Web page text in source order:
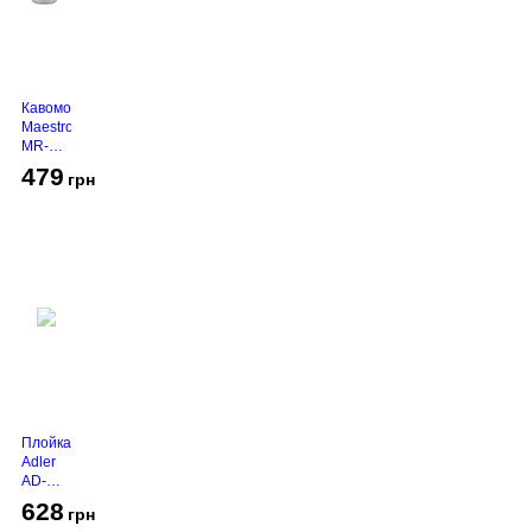
Кавомолка
Maestro
MR-
450
Grey
479 грн
Плойка
Adler
AD-
2116
628 грн